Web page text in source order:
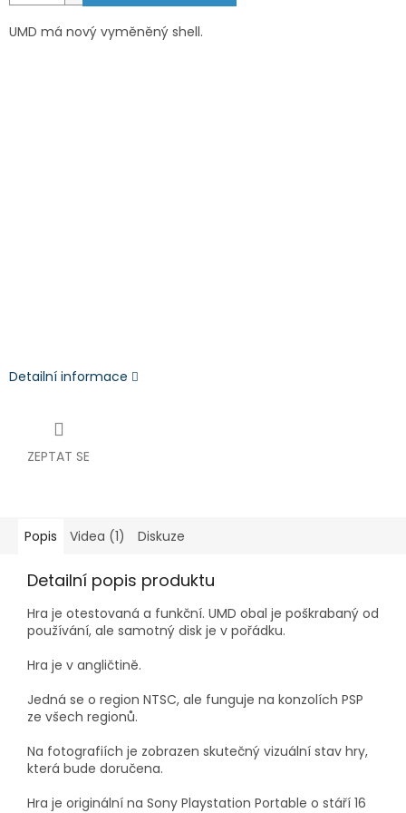
UMD má nový vyměněný shell.
Detailní informace
ZEPTAT SE
Popis Videa (1) Diskuze
Detailní popis produktu
Hra je otestovaná a funkční. UMD obal je poškrabaný od
používání, ale samotný disk je v pořádku.
Hra je v angličtině.
Jedná se o region NTSC, ale funguje na konzolích PSP
ze všech regionů.
Na fotografiích je zobrazen skutečný vizuální stav hry,
která bude doručena.
Hra je originální na Sony Playstation Portable o stáří 16